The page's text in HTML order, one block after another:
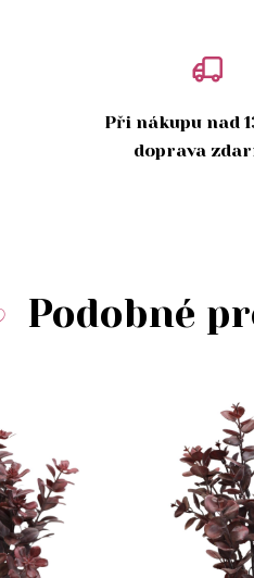
Při nákupu nad
doprava
Podobné